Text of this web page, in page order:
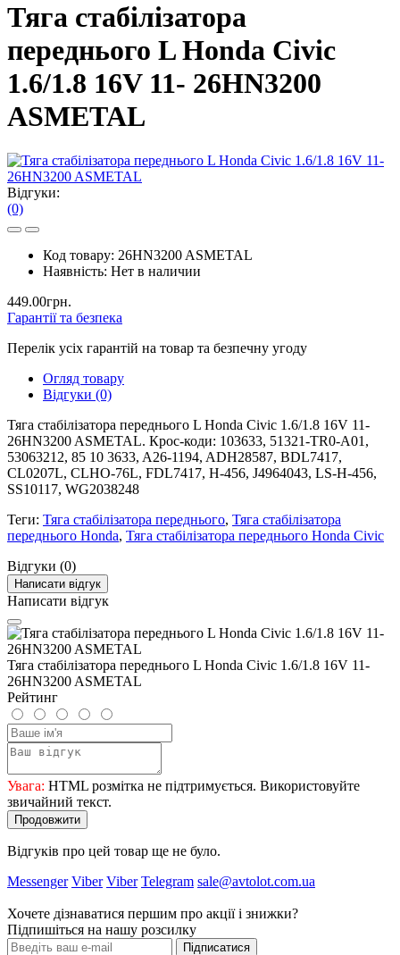
Тяга стабілізатора
переднього L Honda Civic
1.6/1.8 16V 11- 26HN3200
ASMETAL
Відгуки:
(0)
Код товару: 26HN3200 ASMETAL
Наявність: Нет в наличии
449.00грн.
Гарантії та безпека
Перелік усіх гарантій на товар та безпечну угоду
Огляд товару
Відгуки (0)
Тяга стабілізатора переднього L Honda Civic 1.6/1.8 16V 11-
26HN3200 ASMETAL. Крос-коди: 103633, 51321-TR0-A01,
53063212, 85 10 3633, A26-1194, ADH28587, BDL7417,
CL0207L, CLHO-76L, FDL7417, H-456, J4964043, LS-H-456,
SS10117, WG2038248
Теги: Тяга стабілізатора переднього, Тяга стабілізатора
переднього Honda, Тяга стабілізатора переднього Honda Civic
Відгуки (0)
Написати відгук
Написати відгук
Тяга стабілізатора переднього L Honda Civic 1.6/1.8 16V 11-
26HN3200 ASMETAL
Рейтинг
Увага: HTML розмітка не підтримується. Використовуйте
звичайний текст.
Продовжити
Відгуків про цей товар ще не було.
Messenger Viber Viber Telegram sale@avtolot.com.ua
Хочете дізнаватися першим про акції і знижки?
Підпишіться на нашу розсилку
Підписатися